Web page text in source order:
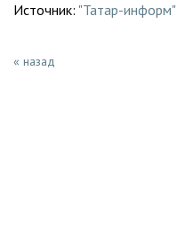
Источник: "Татар-информ"
« назад